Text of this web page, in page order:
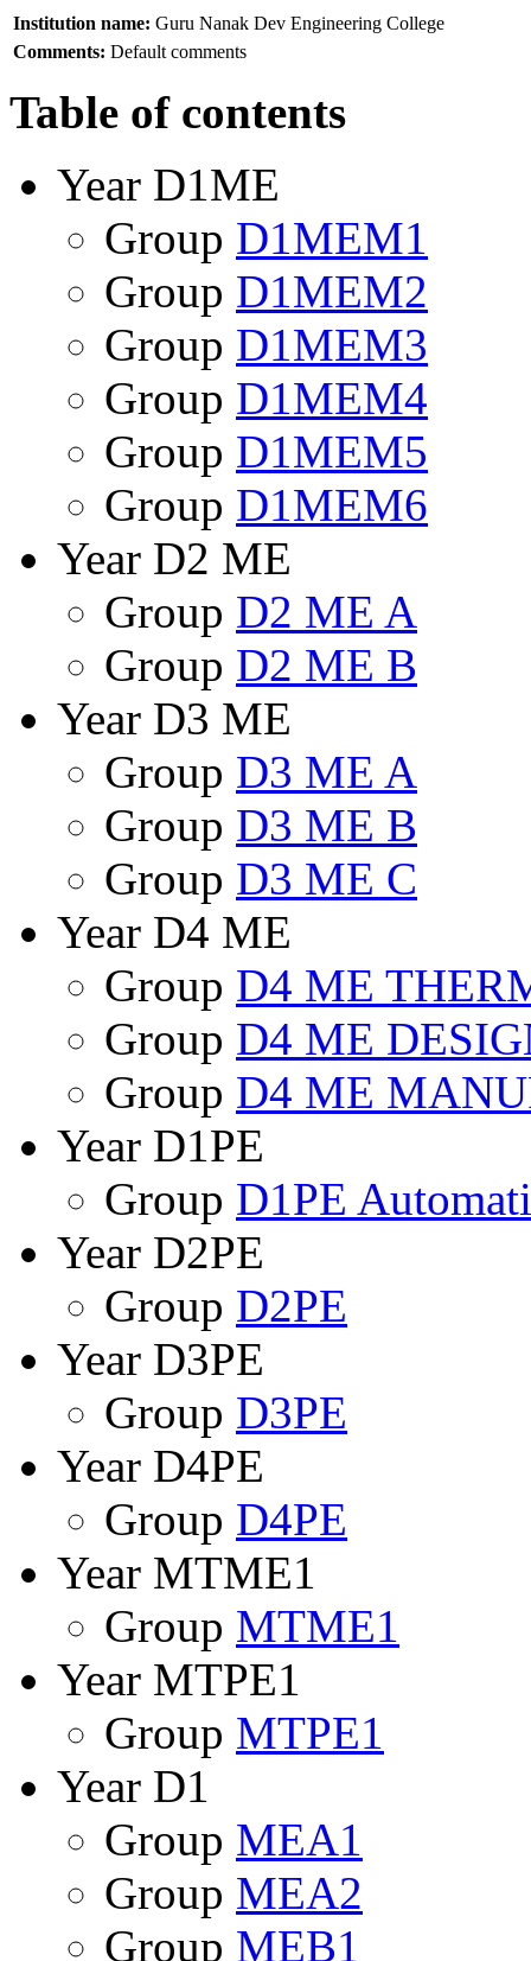
Institution name: Guru Nanak Dev Engineering College
Comments: Default comments
Table of contents
Year D1ME
Group D1MEM1
Group D1MEM2
Group D1MEM3
Group D1MEM4
Group D1MEM5
Group D1MEM6
Year D2 ME
Group D2 ME A
Group D2 ME B
Year D3 ME
Group D3 ME A
Group D3 ME B
Group D3 ME C
Year D4 ME
Group D4 ME
Group D4 ME
Group D4 ME
Year D1PE
Group D1PE
Year D2PE
Group D2PE
Year D3PE
Group D3PE
Year D4PE
Group D4PE
Year MTME1
Group MTME1
Year MTPE1
Group MTPE1
Year D1
Group MEA1
Group MEA2
Group MEB1